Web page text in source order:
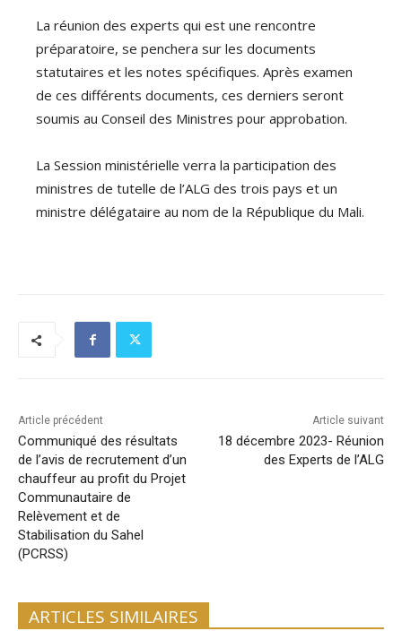
La réunion des experts qui est une rencontre
préparatoire, se penchera sur les documents
statutaires et les notes spécifiques. Après examen
de ces différents documents, ces derniers seront
soumis au Conseil des Ministres pour approbation.
La Session ministérielle verra la participation des
ministres de tutelle de l’ALG des trois pays et un
ministre délégataire au nom de la République du Mali.
Article précédent
Communiqué des résultats
de l’avis de recrutement d’un
chauffeur au profit du Projet
Communautaire de
Relèvement et de
Stabilisation du Sahel
(PCRSS)
Article suivant
18 décembre 2023- Réunion
des Experts de l’ALG
ARTICLES SIMILAIRES